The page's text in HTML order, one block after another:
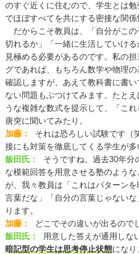
のすぐ近くに住むので、学生とは勉
でほぼすべてを共にする密接な関係
だからこそ教員は、「自分がこの
切れるか」「一緒に生活していけ
見極める必要があるのです。私の
グであれば、もちろん数学や物理
確認しますが、あえて教科書に書
ない問題もぶつけてみます。たと
うな複雑な数式を提示して、「こ
唐突に聞いてみたり。
加藤：
それは恐ろしい試験です（
接にも対策を徹底してくる学生が多
飯田氏：
そうですね。過去30年分
な模範回答を用意させる塾のよう
が、我々教員は「これはパターン
言葉だな」「自分の言葉じゃない
ります。
加藤：
どこでその違いが出るので
飯田氏：
用意した答えが通用しな
暗記型の学生は思考停止状態になり